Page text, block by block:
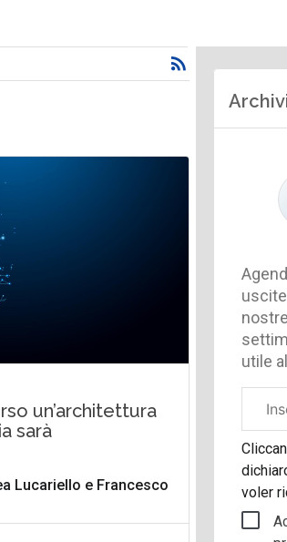
un’architettura
sarà
Lucariello e Francesco
utile
voler